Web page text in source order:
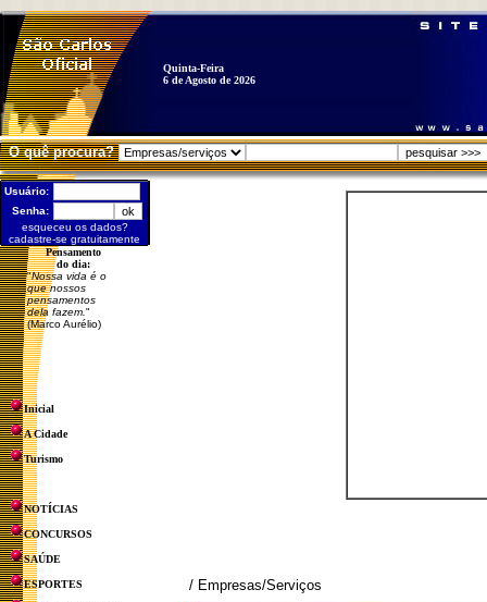
Quinta-Feira
6 de Agosto de 2026
O quê procura?
Usuário:
Senha:
esqueceu os dados?
cadastre-se gratuitamente
Pensamento
do dia:
"Nossa vida é o
que nossos
pensamentos
dela fazem. "
(Marco Aurélio)
Inicial
A Cidade
Turismo
NOTÍCIAS
CONCURSOS
SAÚDE
ESPORTES / Empresas/Serviços